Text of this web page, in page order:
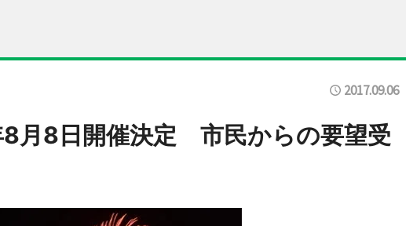
2017.09.06
8月8日開催決定 市民からの要望受